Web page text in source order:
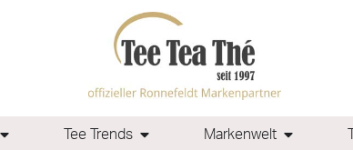
Tee Trends Markenwelt